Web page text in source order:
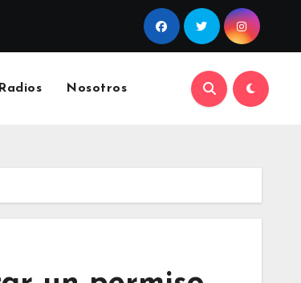
Radios Nosotros